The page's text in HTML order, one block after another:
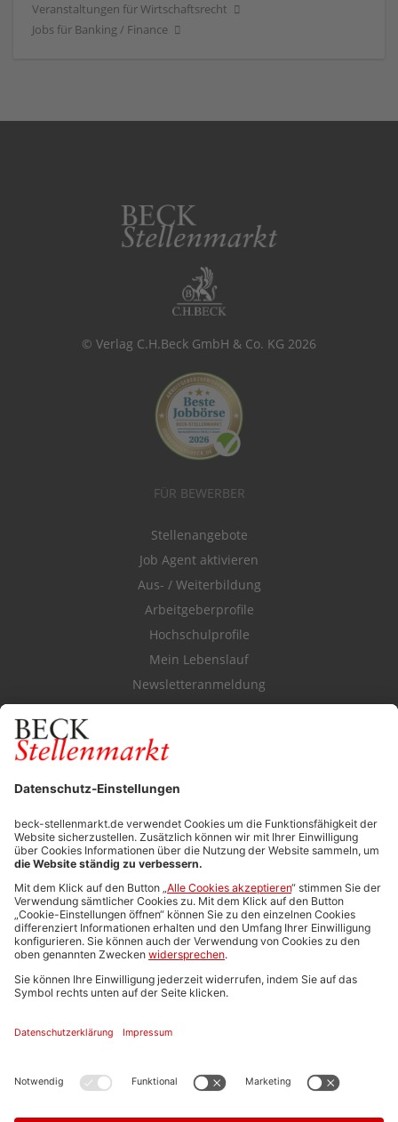
Veranstaltungen für Wirtschaftsrecht
Jobs für Banking / Finance
© Verlag C.H.Beck GmbH & Co. KG 2026
FÜR BEWERBER
Stellenangebote
Job Agent aktivieren
Aus- / Weiterbildung
Arbeitgeberprofile
Hochschulprofile
Mein Lebenslauf
Newsletteranmeldung
Durchsuchen Sie den Stellenkatalog
FÜR ARBEITGEBER
Stellenmarktpreise
Anzeigen-AGB
Media-Daten
Newsletteranmeldung
Produktübersicht
ALLGEMEIN
FAQs
Impressum
Stellenangebote C.H.BECK